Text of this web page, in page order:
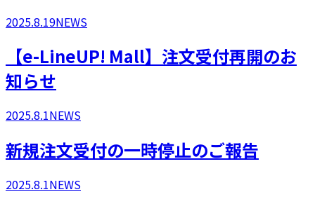
2025.8.19NEWS
​【e-LineUP! Mall】注文受付再開のお
知らせ
2025.8.1NEWS
新規注文受付の一時停止のご報告
2025.8.1NEWS